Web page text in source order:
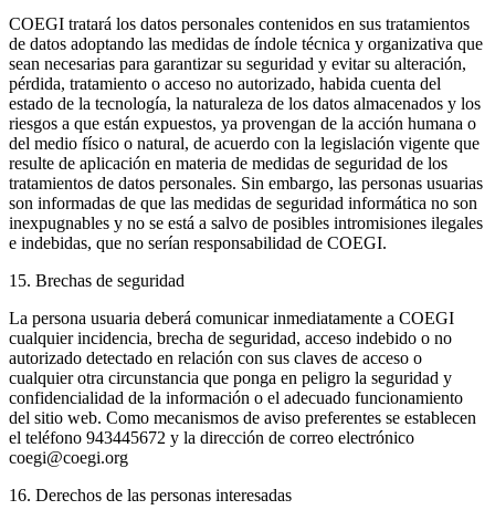
COEGI tratará los datos personales contenidos en sus tratamientos
de datos adoptando las medidas de índole técnica y organizativa que
sean necesarias para garantizar su seguridad y evitar su alteración,
pérdida, tratamiento o acceso no autorizado, habida cuenta del
estado de la tecnología, la naturaleza de los datos almacenados y los
riesgos a que están expuestos, ya provengan de la acción humana o
del medio físico o natural, de acuerdo con la legislación vigente que
resulte de aplicación en materia de medidas de seguridad de los
tratamientos de datos personales. Sin embargo, las personas usuarias
son informadas de que las medidas de seguridad informática no son
inexpugnables y no se está a salvo de posibles intromisiones ilegales
e indebidas, que no serían responsabilidad de COEGI.
15. Brechas de seguridad
La persona usuaria deberá comunicar inmediatamente a COEGI
cualquier incidencia, brecha de seguridad, acceso indebido o no
autorizado detectado en relación con sus claves de acceso o
cualquier otra circunstancia que ponga en peligro la seguridad y
confidencialidad de la información o el adecuado funcionamiento
del sitio web. Como mecanismos de aviso preferentes se establecen
el teléfono 943445672 y la dirección de correo electrónico
coegi@coegi.org
16. Derechos de las personas interesadas